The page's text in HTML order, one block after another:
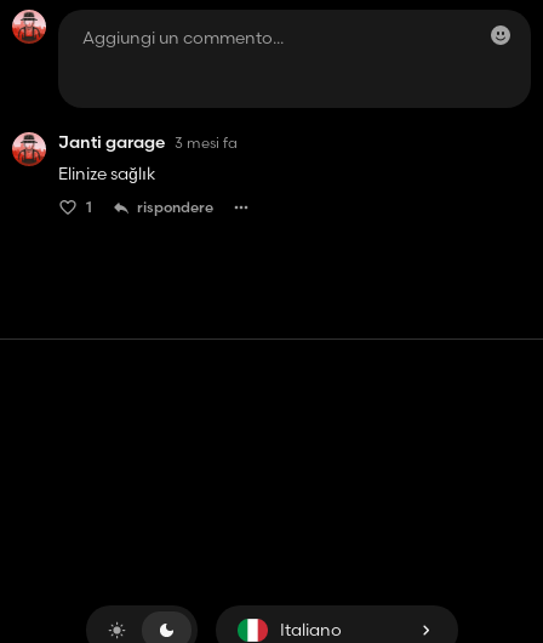
Janti garage 3 mesi fa
Elinize sağlık
1 rispondere
Italiano